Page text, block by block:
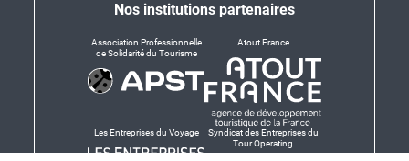
Nos institutions partenaires
Association Professionnelle
de Solidarité du Tourisme
Atout France
Les Entreprises du Voyage
Syndicat des Entreprises du
Tour Operating